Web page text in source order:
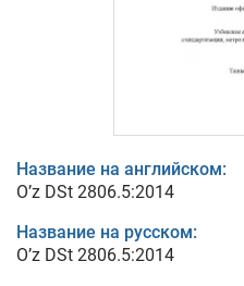
Название на английском:
O’z DSt 2806.5:2014
Название на русском:
O’z DSt 2806.5:2014